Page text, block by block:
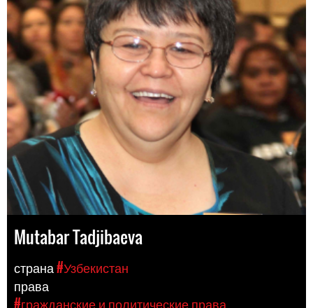
Mutabar Tadjibaeva
страна#Узбекистан
права
#гражданские и политические права